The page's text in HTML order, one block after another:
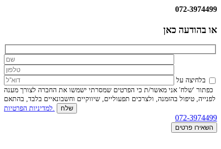
072-3974499
או בהודעה כאן
בלחיצה על
כפתור 'שלח' אני מאשר/ת כי הפרטים שמסרתי ישמשו את החברה לצורך מענה
לפנייה, טיפול בהזמנה, ולצרכים תפעוליים, שיווקיים וחשבונאיים בלבד, בהתאם
072-3974499
השאירו פרטים